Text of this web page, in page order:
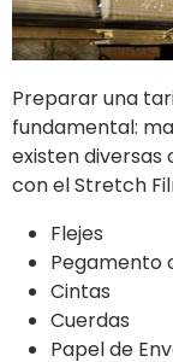
Preparar una
fundamental:
existen diversas
con el Stretch
Flejes
Pegamento
Cintas
Cuerdas
Papel de